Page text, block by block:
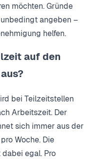
möchten. Gründe
angeben –
helfen.
auf den
bei Teilzeitstellen
Arbeitszeit. Der
sich immer aus der
Woche. Die
egal. Pro